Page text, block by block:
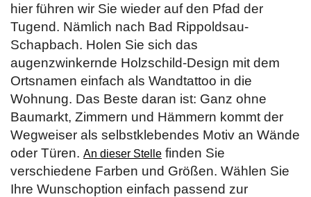
hier führen wir Sie wieder auf den Pfad der
Tugend. Nämlich nach Bad Rippoldsau-
Schapbach. Holen Sie sich das
augenzwinkernde Holzschild-Design mit dem
Ortsnamen einfach als Wandtattoo in die
Wohnung. Das Beste daran ist: Ganz ohne
Baumarkt, Zimmern und Hämmern kommt der
Wegweiser als selbstklebendes Motiv an Wände
oder Türen. An dieser Stelle finden Sie
verschiedene Farben und Größen. Wählen Sie
Ihre Wunschoption einfach passend zur